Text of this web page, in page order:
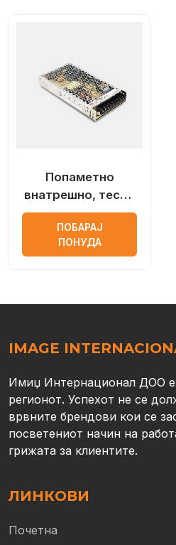
Попаметно
внатрешно, тесно
куќиште, LED
напојување со
постојан напон
ПОБАРАЈ
ПОНУДА
IMAGE
Имиџ Интернационал ДОО е
регионот. Успехот не се
врвните брендови кои се
посветениот начин на
грижата за клиентите.
ЛИНКОВИ
Почетна